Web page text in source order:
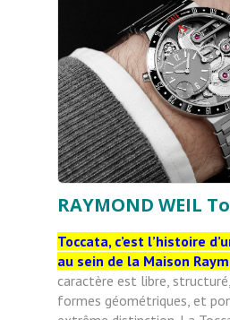
RAYMOND WEIL
Toccata, c’est l’histoire
au sein de la Maison
caractère est libre,
formes géométriques, et